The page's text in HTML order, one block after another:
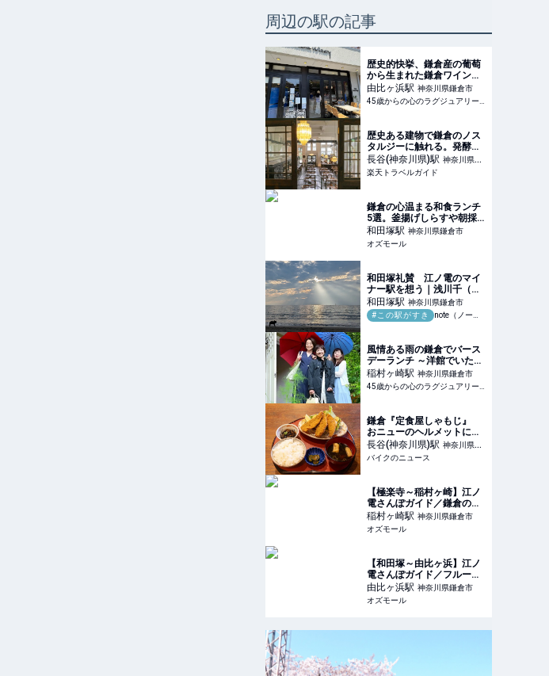
周辺の駅の記事
歴史的快挙、鎌倉産の葡萄
から生まれた鎌倉ワイン！
そのルーツを巡るツアーに
参加してきました。直営の
葡萄畑巡りやカフェ
ワインに合わせて、ラン
チ、デザートを楽しんで来
まし
由比ヶ浜駅 神奈川県鎌倉市
45歳からの心のラグジュアリーメディア
歴史ある建物で鎌倉のノス
タルジーに触れる。発酵文
化と湘南の恵みを味わう
「MOKICHI
KAMAKURA」 【楽天トラ
長谷(神奈川県)駅 神奈川県鎌
倉市
楽天トラベルガイド
鎌倉の心温まる和食ランチ
5選。釜揚げしらすや朝採
れ魚などを使用した、地元
人からも愛されるお店をご
和田塚駅 神奈川県鎌倉市
オズモール
和田塚礼賛 江ノ電のマイ
ナー駅を想う｜浅川千（ラ
イター・校正者・編集者）
和田塚駅 神奈川県鎌倉市
#この駅がすき
note（ノート）
風情ある雨の鎌倉でバース
デーランチ ～洋館でいただ
く極上フレンチ～
稲村ヶ崎駅 神奈川県鎌倉市
45歳からの心のラグジュアリーメディア
鎌倉『定食屋しゃもじ』
おニューのヘルメットにご
機嫌プチツーリングで遅め
のランチを堪能!! 美味しい
アジフライを求めて走る旅
長谷(神奈川県)駅 神奈川県鎌
倉市
バイクのニュース
【極楽寺～稲村ヶ崎】江ノ
電さんぽガイド／鎌倉のロ
ーカルな街並みに溶け込
む、洋菓子店などの名店を
稲村ヶ崎駅 神奈川県鎌倉市
オズモール
【和田塚～由比ヶ浜】江ノ
電さんぽガイド／フルーツ
好きな店主のカフェや酒屋
さんなど4店舗を満喫 -
由比ヶ浜駅 神奈川県鎌倉市
オズモール